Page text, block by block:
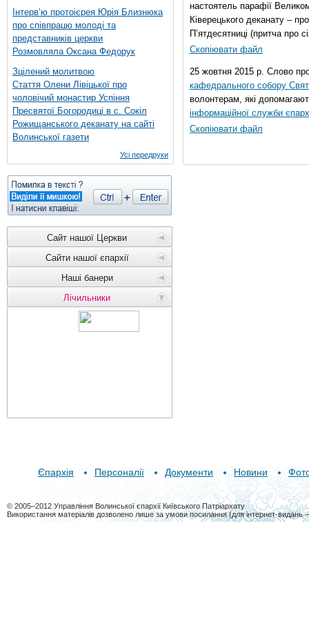
Інтерв’ю протоієрея Юрія Близнюка
про співпрацю молоді та
представників церкви
Розмовляла Оксана Федорук
Зцілений молитвою
Стаття Олени Лівіцької про
чоловічий монастир Успіння
Пресвятої Богородиці в с. Сокіл
Рожищанського деканату на сайті
Волинської газети
Усі передруки
Сайт нашої Церкви
Сайти нашої єпархії
Наші банери
Лічильники
настоятель парафії
Ківерецького деканату –
П’ятдесятниці (притча про
Скопіювати файл
25 жовтня 2015 р. Слово
кафедрального собору
волонтерам, які
інформаційної служби
Скопіювати файл
Єпархія Персоналії Документи Новини
© 2005–2012 Управління Волинської єпархії Київського Патріархату
Використання матеріалів дозволено лише за умови посилання (для інтернет-видань